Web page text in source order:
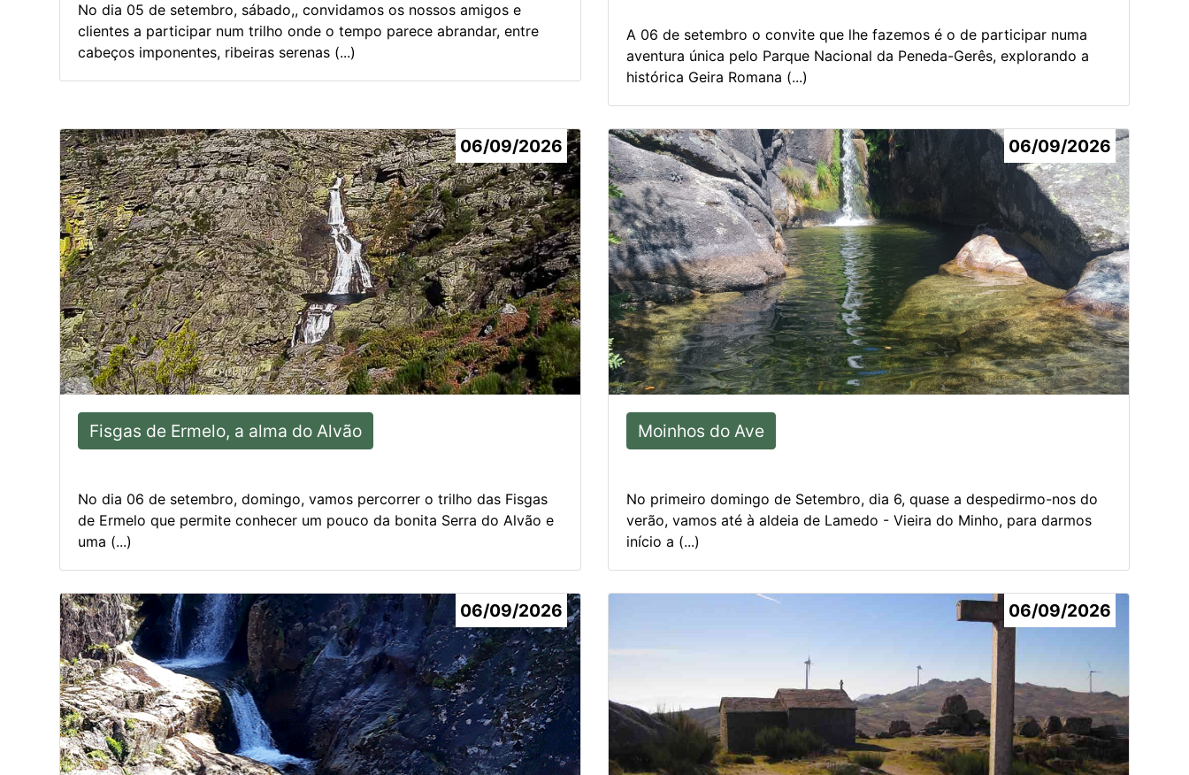
No dia 05 de setembro, sábado,, convidamos os nossos amigos e
clientes a participar num trilho onde o tempo parece abrandar, entre
cabeços imponentes, ribeiras serenas (...)
A 06 de setembro o convite que lhe fazemos é o de participar numa
aventura única pelo Parque Nacional da Peneda-Gerês, explorando a
histórica Geira Romana (...)
06/09/2026
Fisgas de Ermelo, a alma do Alvão
No dia 06 de setembro, domingo, vamos percorrer o trilho das Fisgas
de Ermelo que permite conhecer um pouco da bonita Serra do Alvão e
uma (...)
06/09/2026
Moinhos do Ave
No primeiro domingo de Setembro, dia 6, quase a despedirmo-nos do
verão, vamos até à aldeia de Lamedo - Vieira do Minho, para darmos
início a (...)
06/09/2026 06/09/2026